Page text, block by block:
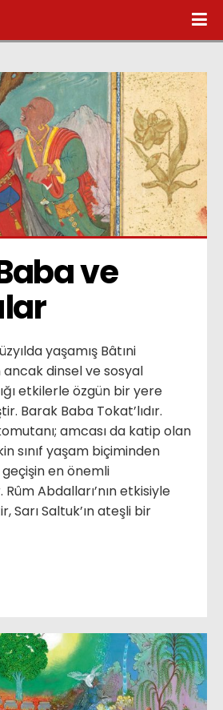
ve
yaşamış Bâtıni
dinsel ve sosyal
etkilerle özgün bir yere
Barak Baba Tokat’lıdır.
amcası da katip olan
sınıf yaşam biçiminden
en önemli
Abdalları’nın etkisiyle
Sarı Saltuk’ın ateşli bir